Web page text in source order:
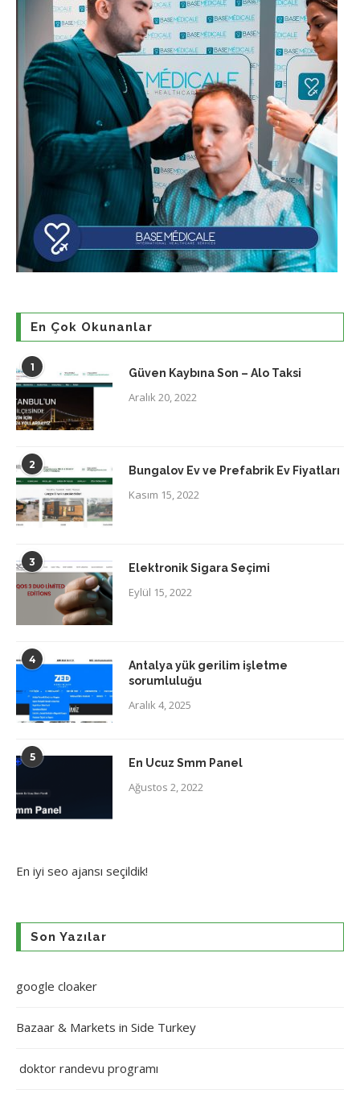
En Çok Okunanlar
1 Güven Kaybına Son – Alo Taksi
Aralık 20, 2022
2 Bungalov Ev ve Prefabrik Ev Fiyatları
Kasım 15, 2022
3 Elektronik Sigara Seçimi
Eylül 15, 2022
4
Antalya yük gerilim işletme
sorumluluğu
Aralık 4, 2025
5 En Ucuz Smm Panel
Ağustos 2, 2022
En iyi seo ajansı seçildik!
Son Yazılar
google cloaker
Bazaar & Markets in Side Turkey
doktor randevu programı